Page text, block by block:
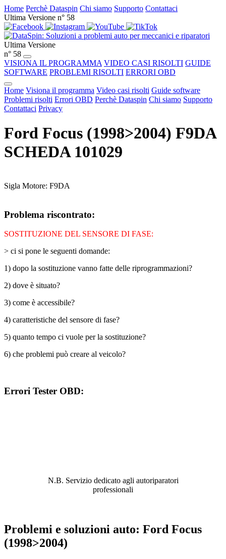
Home Perchè Dataspin Chi siamo Supporto Contattaci
Ultima Versione n° 58
Ultima Versione
n° 58
VISIONA IL PROGRAMMA VIDEO CASI RISOLTI GUIDE
SOFTWARE PROBLEMI RISOLTI ERRORI OBD
Home Visiona il programma Video casi risolti Guide software
Problemi risolti Errori OBD Perchè Dataspin Chi siamo Supporto
Contattaci Privacy
Ford Focus (1998>2004) F9DA
SCHEDA 101029
Sigla Motore: F9DA
Problema riscontrato:
SOSTITUZIONE DEL SENSORE DI FASE:
> ci si pone le seguenti domande:
1) dopo la sostituzione vanno fatte delle riprogrammazioni?
2) dove è situato?
3) come è accessibile?
4) caratteristiche del sensore di fase?
5) quanto tempo ci vuole per la sostituzione?
6) che problemi può creare al veicolo?
Errori Tester OBD:
N.B. Servizio dedicato agli autoriparatori
professionali
Problemi e soluzioni auto: Ford Focus
(1998>2004)